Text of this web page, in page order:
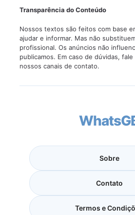
Transparência do Conteúdo
Nossos textos são feitos com base
ajudar e informar. Mas não
profissional. Os anúncios não
publicamos. Em caso de dúvidas,
nossos canais de contato.
Sobre
Contato
Termos e